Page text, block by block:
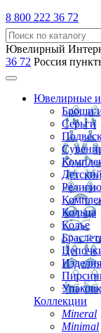
8 800 222 36 72
Ювелирный
36 72 Россия
Ювелирные
Броши
Серьги
Кольца
Колье
Коллекции
Mineral
Minimal